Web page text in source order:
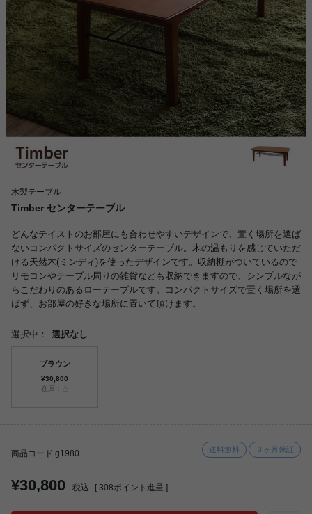
木製テーブル
Timber センターテーブル
どんなテイストのお部屋にも合わせやすいデザインで、置く場所を選ば
ないコンパクトサイズのセンターテーブル。木の温もりを感じていただ
ける天然木(ミンディ)を使ったデザインです。収納棚がついているので
リモコンやテーブル周りの雑貨なども収納できますので、シンプルなが
らこだわりのあるローテーブルです。コンパクトサイズで置く場所を選
ばず、お部屋の好きな場所に置いて頂けます。
選択中： 選択なし
ブラウン
¥30,800
在庫：△
商品コード g1980 送料無料 ３ヶ月保証
¥30,800 税込 [ 308ポイント進呈 ]